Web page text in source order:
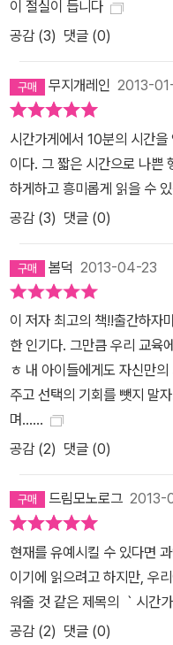
편해지지만 한번 시작한 시간
이사 오면서 헤어졌던 친구
만남은 불안한 행복을 유지
내보이는 따뜻한 감정에 진
비밀들도 잃어버린 자신을 보
다 무서운 일이라는 것을 느
가가 알아챈 것 같아 큰일이다. 매력 없는 아이, 아무것도 아닌
윤아. 나는 누구인가? 행복했던 기억이라……. 갑자기 떠올리려니 막
막했다. 그런 건 시험문제에
버리자 윤아는 자기 자신이
러나 역설적이게도 시간을 팔
올리는 동안 처음으로 진짜
이사 오고 난 뒤 친구 관계에
나 의견 같은 건 애써 무시한
큰 변화가 일어난 것이다. 행
윤아는 이제는 추억이 갖고
말처럼 미래에 행복해질 수
사람들과의 추억을 더 이상
급해하는 윤아에게 시간 가게
로운 거래를 제안하는데…….
을까? 시간 가게와의 거래가
름에도 속도감이 붙고 긴장감은
이들의 삶을 다시 재생시켜야 할 때 입시라는 과제 앞에 아
이 절실이 듭니다
공감 (3) 댓글 (0)
무지개레인 2013-
시간가게에서 10분의 시간
이다. 그 짧은 시간으로 나쁜
하게하고 흥미롭게 읽을 수
공감 (3) 댓글 (0)
봄덕 2013-04-23
이 저자 최고의 책!!출간하자
한 인기다. 그만큼 우리 교육
ㅎ 내 아이들에게도 자신만
주고 선택의 기회를 뺏지 말
며......
공감 (2) 댓글 (0)
드림모노로그 2013-
현재를 유예시킬 수 있다면
이기에 읽으려고 하지만, 우
워줄 것 같은 제목의 ｀시간
공감 (2) 댓글 (0)